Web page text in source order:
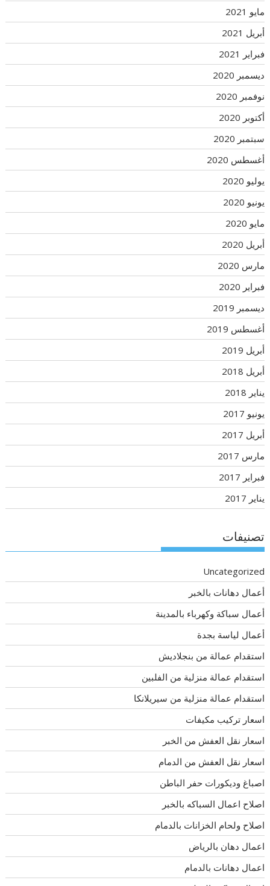
مايو 2021
أبريل 2021
فبراير 2021
ديسمبر 2020
نوفمبر 2020
أكتوبر 2020
سبتمبر 2020
أغسطس 2020
يوليو 2020
يونيو 2020
مايو 2020
أبريل 2020
مارس 2020
فبراير 2020
ديسمبر 2019
أغسطس 2019
أبريل 2019
أبريل 2018
يناير 2018
يونيو 2017
أبريل 2017
مارس 2017
فبراير 2017
يناير 2017
تصنيفات
Uncategorized
أعمال دهانات بالخبر
أعمال سباكة وكهرباء بالمدينة
أعمال لياسة بجدة
استقدام عمالة من بنجلاديش
استقدام عمالة منزلية من الفلبين
استقدام عمالة منزلية من سيريلانكا
اسعار تركيب مكيفات
اسعار نقل العفش من الخبر
اسعار نقل العفش من الدمام
اصباغ وديكورات حفر الباطن
اصلاح اعمال السباكه بالخبر
اصلاح ولحام الخزانات بالدمام
اعمال دهان بالرياض
اعمال دهانات بالدمام